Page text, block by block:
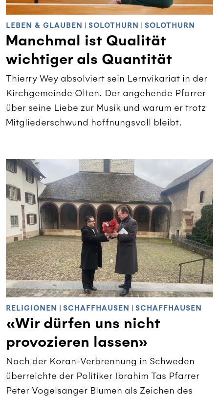
LEBEN & GLAUBEN | SOLOTHURN | SOLOTHURN
Manchmal ist Qualität
wichtiger als Quantität
Thierry Wey absolviert sein Lernvikariat in der
Kirchgemeinde Olten. Der angehende Pfarrer
über seine Liebe zur Musik und warum er trotz
Mitgliederschwund hoffnungsvoll bleibt.
RELIGIONEN | SCHAFFHAUSEN | SCHAFFHAUSEN
«Wir dürfen uns nicht
provozieren lassen»
Nach der Koran-Verbrennung in Schweden
überreichte der Politiker Ibrahim Tas Pfarrer
Peter Vogelsanger Blumen als Zeichen des